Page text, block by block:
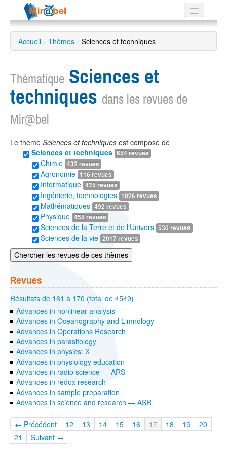
Le réseau
Soutien
Recherche
EN
ES
?
Accueil / Thèmes / Sciences et techniques
Thématique Sciences et
techniques dans les revues de
Mir@bel
Le thème Sciences et techniques est composé de
Sciences et techniques 654 revues
Chimie 432 revues
Agronomie 116 revues
Informatique 425 revues
Ingénierie, technologies 1026 revues
Mathématiques 492 revues
Physique 455 revues
Sciences de la Terre et de l'Univers 530 revues
Sciences de la vie 2017 revues
Chercher les revues de ces thèmes
Revues
Résultats de 161 à 170 (total de 4549)
Advances in nonlinear analysis
Advances in Oceanography and Limnology
Advances in Operations Research
Advances in parasitology
Advances in physics: X
Advances in physiology education
Advances in radio science — ARS
Advances in redox research
Advances in sample preparation
Advances in science and research — ASR
← Précédent 12 13 14 15 16 17 18 19
20
21
Suivant →